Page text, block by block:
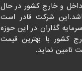
داخل و خارج کشور در حال
شرکت قادر است
گذاران در این حوزه
کشور با بهترین قیمت
تامین نماید.